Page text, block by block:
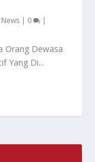
News | 0 |
Orang Dewasa
Yang Di...